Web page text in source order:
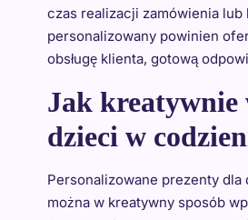
czas realizacji zamówienia lub
personalizowany powinien
obsługę klienta, gotową
Jak kreatywnie
dzieci w
Personalizowane prezenty
można w kreatywny sposób